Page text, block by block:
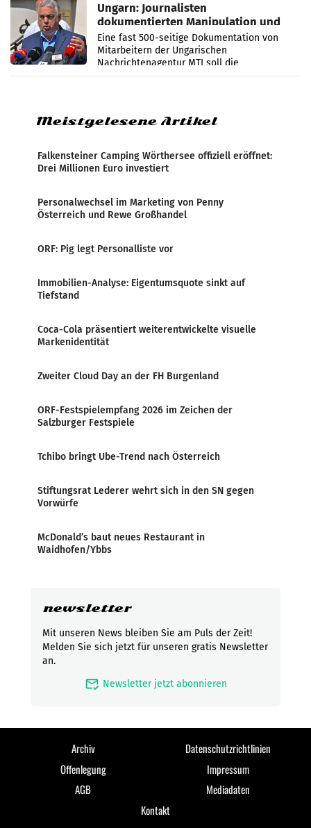
Ungarn: Journalisten
dokumentierten Manipulation und
Zensur
Eine fast 500-seitige Dokumentation von
Mitarbeitern der Ungarischen
Nachrichtenagentur MTI soll die
systematische Nachrichten-Manipulation und
Meistgelesene Artikel
Falkensteiner Camping Wörthersee offiziell eröffnet:
Drei Millionen Euro investiert
Personalwechsel im Marketing von Penny
Österreich und Rewe Großhandel
ORF: Pig legt Personalliste vor
Immobilien-Analyse: Eigentumsquote sinkt auf
Tiefstand
Coca-Cola präsentiert weiterentwickelte visuelle
Markenidentität
Zweiter Cloud Day an der FH Burgenland
ORF-Festspielempfang 2026 im Zeichen der
Salzburger Festspiele
Tchibo bringt Ube-Trend nach Österreich
Stiftungsrat Lederer wehrt sich in den SN gegen
Vorwürfe
McDonald’s baut neues Restaurant in
Waidhofen/Ybbs
newsletter
Mit unseren News bleiben Sie am Puls der Zeit!
Melden Sie sich jetzt für unseren gratis Newsletter
an.
mark_email_read Newsletter jetzt abonnieren
Archiv
Datenschutzrichtlinien
Offenlegung
Impressum
AGB
Mediadaten
Kontakt